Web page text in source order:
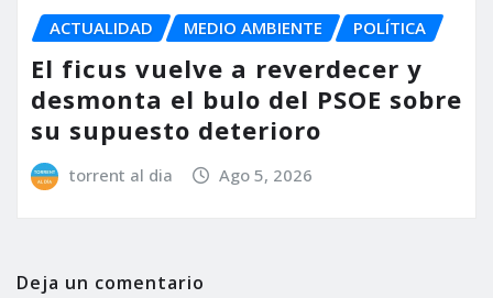
ACTUALIDAD MEDIO AMBIENTE POLÍTICA
El ficus vuelve a reverdecer y
desmonta el bulo del PSOE sobre
su supuesto deterioro
torrent al dia Ago 5, 2026
Deja un comentario